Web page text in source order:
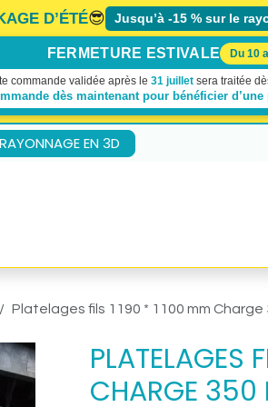
D’ÉTÉ😎 Jusqu’à -15 % sur le
FERMETURE ESTIVALE Du 10
commande validée après le 31 juillet sera traitée
dès maintenant pour bénéficier
EN 3D
Platelages fils 1190 * 1100 mm Charge
PLATELAGES
CHARGE 350